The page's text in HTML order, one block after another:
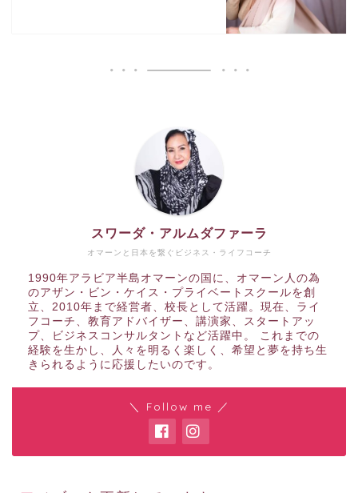
オマーンと日本を繋ぐビジネス・ライフコーチ
スワーダ・アルムダファーラ
1990年アラビア半島オマーンの国に、オマーン人の為
のアザン・ビン・ケイス・プライベートスクールを創
立、2010年まで経営者、校長として活躍。現在、ライ
フコーチ、教育アドバイザー、講演家、スタートアッ
プ、ビジネスコンサルタントなど活躍中。 これまでの
経験を生かし、人々を明るく楽しく、希望と夢を持ち生
きられるように応援したいのです。
＼ Follow me ／